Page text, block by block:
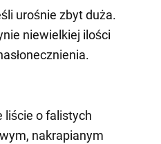
urośnie zbyt duża.
niewielkiej ilości
liście o falistych
nakrapianym